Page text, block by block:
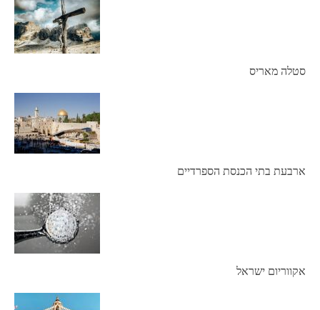
סטלה מאריס
ארבעת בתי הכנסת הספרדיים
אקווריום ישראל